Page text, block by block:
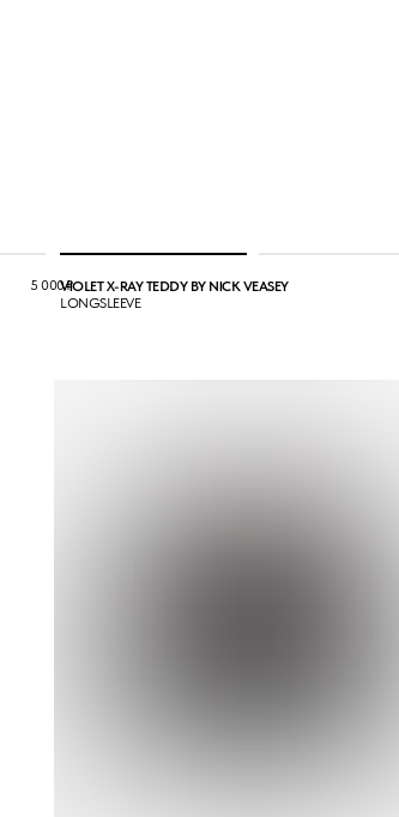
5 000₽
VIOLET X-RAY TEDDY BY NICK VEASEY
LONGSLEEVE